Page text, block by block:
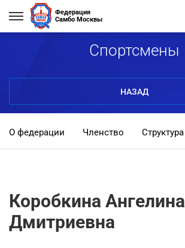
Федерация
Самбо Москвы
Спортсмены
НАЗАД
О федерации Членство Структура
Коробкина Ангелина
Дмитриевна